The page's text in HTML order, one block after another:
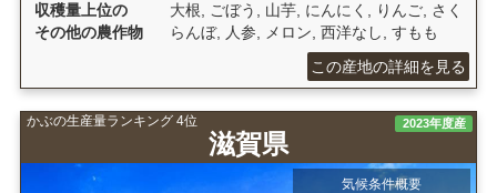
収穫量上位の
その他の農作物
大根, ごぼう, 山芋, にんにく, りんご, さく
らんぼ, 人参, メロン, 西洋なし, すもも
この産地の詳細を見る
かぶの生産量ランキング 4位
滋賀県
2023年度産
気候条件概要